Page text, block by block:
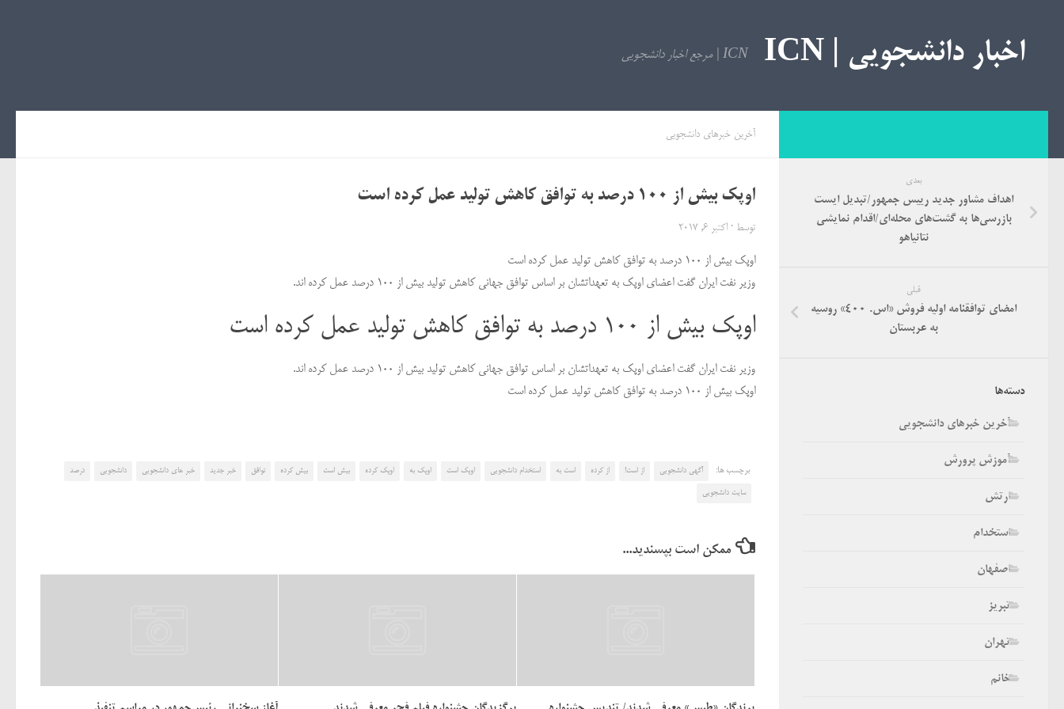
اخبار دانشجویی | ICN ICN | مرجع اخبار دانشجویی
آخرین خبرهای دانشجویی
اوپک بیش از ۱۰۰ درصد به توافق کاهش تولید عمل کرده است
توسط · اکتبر 6, 2017
اوپک بیش از ۱۰۰ درصد به توافق کاهش تولید عمل کرده است
وزیر نفت ایران گفت اعضای اوپک به تعهداتشان بر اساس توافق جهانی کاهش تولید بیش از ۱۰۰ درصد عمل کرده اند.
اوپک بیش از ۱۰۰ درصد به توافق کاهش تولید عمل کرده است
وزیر نفت ایران گفت اعضای اوپک به تعهداتشان بر اساس توافق جهانی کاهش تولید بیش از ۱۰۰ درصد عمل کرده اند.
اوپک بیش از ۱۰۰ درصد به توافق کاهش تولید عمل کرده است
برچسب ها: آگهی دانشجویی از است! از کرده است به استخدام دانشجویی اوپک است اوپک به اوپک کرده بیش است بیش کرده توافق خبر جدید خبر های دانشجویی دانشجویی درصد
سایت دانشجویی
ممکن است بپسندید...
بعدی
اهداف مشاور جدید رییس جمهور/تبدیل ایست‌
بازرسی‌ها به گشت‌های محله‌ای/اقدام نمایشی
نتانیاهو
قبلی
امضای توافقنامه اولیه فروش «اس. ۴۰۰» روسیه
به عربستان
دسته‌ها
آخرین خبرهای دانشجویی
آموزش پرورش
ارتش
استخدام
اصفهان
تبریز
تهران
خانم